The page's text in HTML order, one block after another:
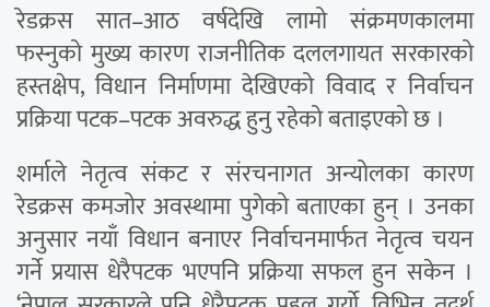
रेडक्रस सात–आठ वर्षदेखि लामो संक्रमणकालमा
फस्नुको मुख्य कारण राजनीतिक दललगायत सरकारको
हस्तक्षेप, विधान निर्माणमा देखिएको विवाद र निर्वाचन
प्रक्रिया पटक–पटक अवरुद्ध हुनु रहेको बताइएको छ ।
शर्माले नेतृत्व संकट र संरचनागत अन्योलका कारण
रेडक्रस कमजोर अवस्थामा पुगेको बताएका हुन् । उनका
अनुसार नयाँ विधान बनाएर निर्वाचनमार्फत नेतृत्व चयन
गर्ने प्रयास धेरैपटक भएपनि प्रक्रिया सफल हुन सकेन ।